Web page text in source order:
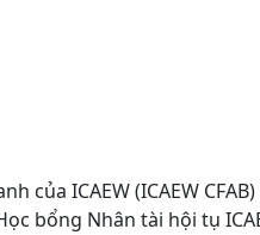
ICAEW (ICAEW
Nhân tài hội tụ